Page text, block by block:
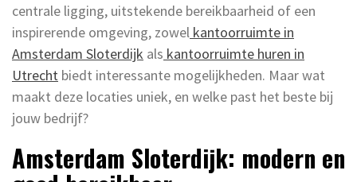
centrale ligging, uitstekende bereikbaarheid of een
inspirerende omgeving, zowel kantoorruimte in
Amsterdam Sloterdijk als kantoorruimte huren in
Utrecht biedt interessante mogelijkheden. Maar wat
maakt deze locaties uniek, en welke past het beste bij
jouw bedrijf?
Amsterdam Sloterdijk: modern en